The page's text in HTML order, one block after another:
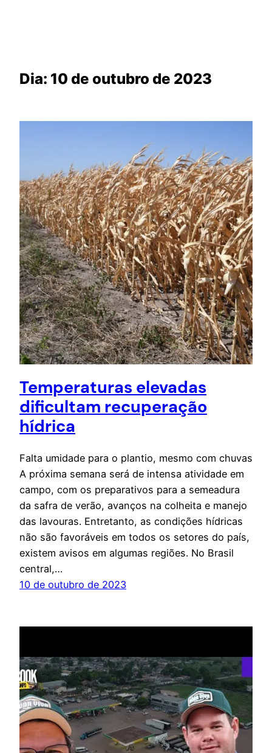
Dia: 10 de outubro de 2023
Temperaturas elevadas
dificultam recuperação
hídrica
Falta umidade para o plantio, mesmo com chuvas
A próxima semana será de intensa atividade em
campo, com os preparativos para a semeadura
da safra de verão, avanços na colheita e manejo
das lavouras. Entretanto, as condições hídricas
não são favoráveis em todos os setores do país,
existem avisos em algumas regiões. No Brasil
central,…
10 de outubro de 2023